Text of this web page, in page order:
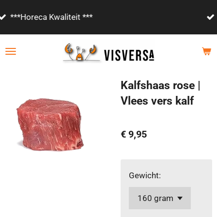
Ga
de
Vanaf €85,- gratis bezorgd!
Kalfshaas rose |
Vlees vers kalf
€ 9,95
Gewicht: